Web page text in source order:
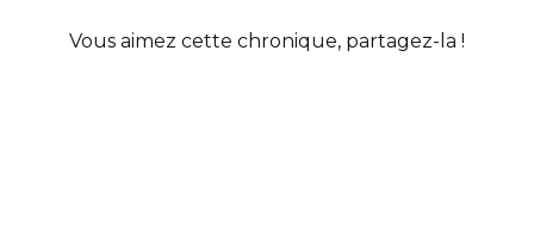
Vous aimez cette chronique, partagez-la !